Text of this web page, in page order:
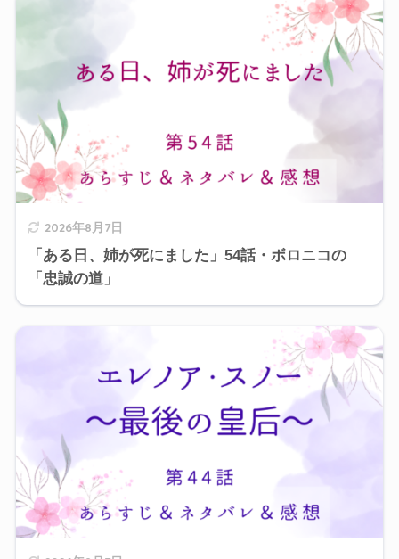
2026年8月7日
「ある日、姉が死にました」54話・ボロニコの
「忠誠の道」